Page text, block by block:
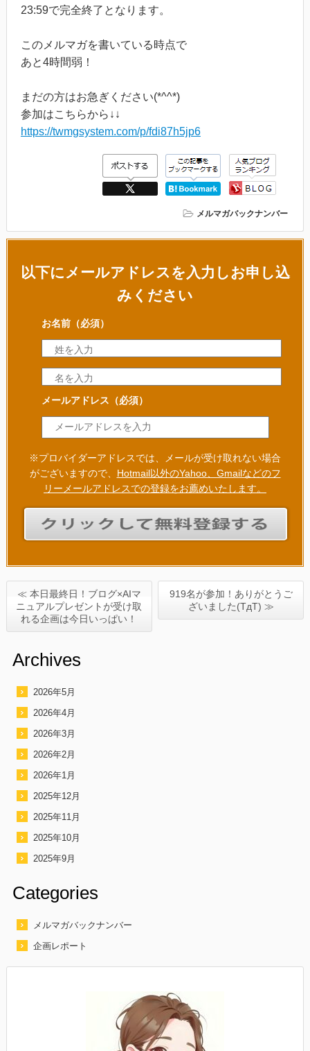
23:59で完全終了となります。
このメルマガを書いている時点で
あと4時間弱！
まだの方はお急ぎください(*^^*)
参加はこちらから↓↓
https://twmgsystem.com/p/fdi87h5jp6
メルマガバックナンバー
以下にメールアドレスを入力しお申し込
みください
お名前（必須）
メールアドレス （必須）
※プロバイダーアドレスでは、メールが受け取れない場合
がございますので、 Hotmail以外のYahoo、Gmailなどのフ
リーメールアドレスでの登録をお薦めいたします。
≪ 本日最終日！ブログ×AIマ
ニュアルプレゼントが受け取
れる企画は今日いっぱい！
919名が参加！ありがとうご
ざいました(TдT) ≫
Archives
2026年5月
2026年4月
2026年3月
2026年2月
2026年1月
2025年12月
2025年11月
2025年10月
2025年9月
Categories
メルマガバックナンバー
企画レポート